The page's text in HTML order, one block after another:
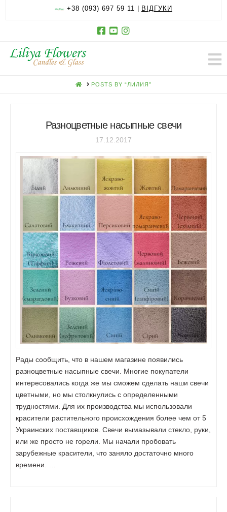
+38 (093) 697 59 11 | ВІДГУКИ
HOMEPOSTS BY “ЛИЛИЯ”
Разноцветные насыпные свечи
17.12.2017
Рады сообщить, что в нашем магазине появились
разноцветные насыпные свечи. Многие покупатели
интересовались когда же мы сможем сделать наши свечи
цветными, но мы столкнулись с определенными
трудностями. Для их производства мы использовали
красители растительного происхождения более чем от 5
Украинских поставщиков. Свечи вымазывали стекло, руки,
или же просто не горели. Мы начали пробовать
зарубежные красители, что заняло достаточно много
времени. …